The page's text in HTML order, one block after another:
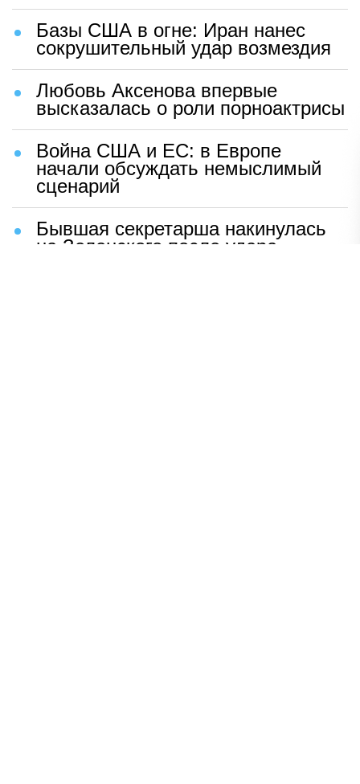
Базы США в огне: Иран нанес
сокрушительный удар возмездия
Любовь Аксенова впервые
высказалась о роли порноактрисы
Война США и ЕС: в Европе
начали обсуждать немыслимый
сценарий
Бывшая секретарша накинулась
на Зеленского после удара